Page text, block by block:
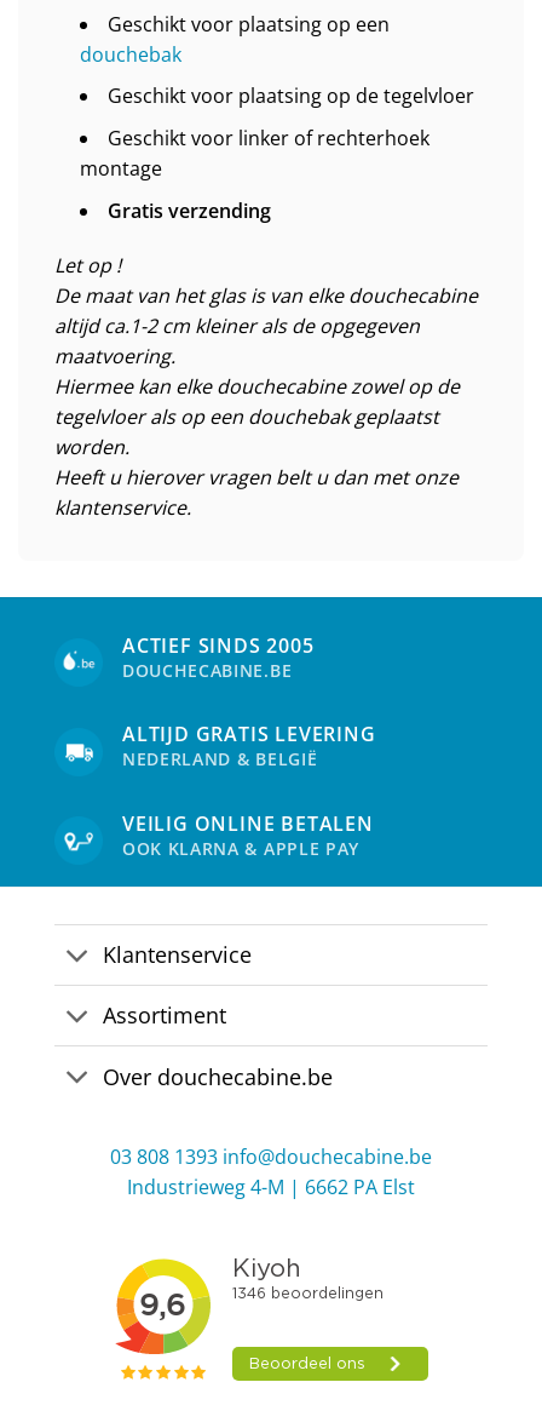
Geschikt voor plaatsing op een
douchebak
Geschikt voor plaatsing op de tegelvloer
Geschikt voor linker of rechterhoek
montage
Gratis verzending
Let op !
De maat van het glas is van elke douchecabine
altijd ca.1-2 cm kleiner als de opgegeven
maatvoering.
Hiermee kan elke douchecabine zowel op de
tegelvloer als op een douchebak geplaatst
worden.
Heeft u hierover vragen belt u dan met onze
klantenservice.
ACTIEF SINDS 2005
DOUCHECABINE.BE
ALTIJD GRATIS LEVERING
NEDERLAND & BELGIË
VEILIG ONLINE BETALEN
OOK KLARNA & APPLE PAY
Klantenservice
Assortiment
Over douchecabine.be
03 808 1393 info@douchecabine.be
Industrieweg 4-M | 6662 PA Elst